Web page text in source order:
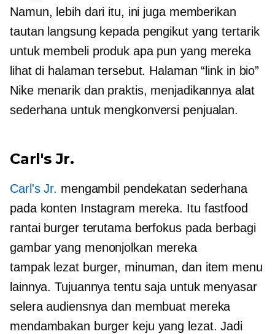
Namun, lebih dari itu, ini juga memberikan
tautan langsung kepada pengikut yang tertarik
untuk membeli produk apa pun yang mereka
lihat di halaman tersebut. Halaman “link in bio”
Nike menarik dan praktis, menjadikannya alat
sederhana untuk mengkonversi penjualan.
Carl's Jr.
Carl's Jr. mengambil pendekatan sederhana
pada konten Instagram mereka. Itu fastfood
rantai burger terutama berfokus pada berbagi
gambar yang menonjolkan mereka
tampak lezatburger, minuman, dan item menu
lainnya. Tujuannya tentu saja untuk menyasar
selera audiensnya dan membuat mereka
mendambakan burger keju yang lezat. Jadi